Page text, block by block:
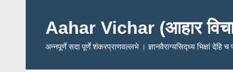
contentAahar Vichar (आहार
अन्नपूर्णे सदा पूर्णे शंकरप्राणवल्लभे । ज्ञानवैराग्यसिद्ध्य भिक्षां देहि च